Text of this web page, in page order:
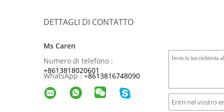
DETTAGLI DI CONTATTO
Ms Caren
Numero di telefono :
+8613818020601
WhatsApp :+8613816748090